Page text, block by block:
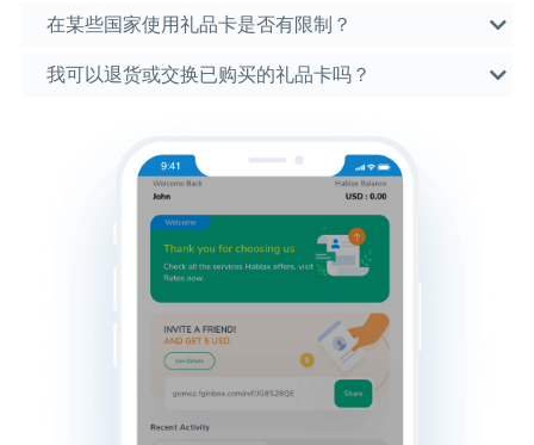
在某些国家使用礼品卡是否有限制？
我可以退货或交换已购买的礼品卡吗？